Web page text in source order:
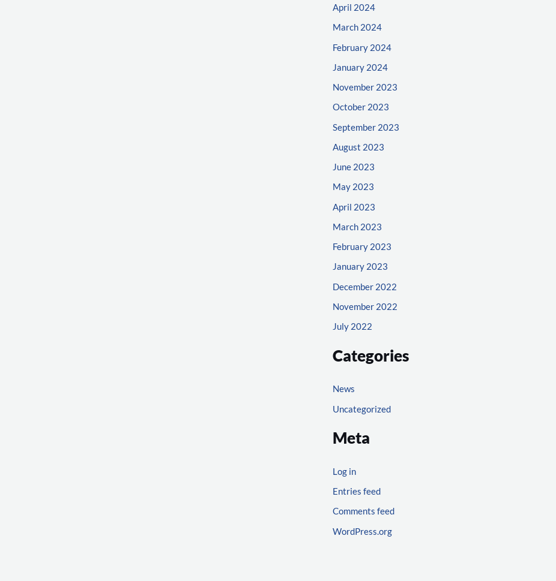
April 2024
March 2024
February 2024
January 2024
November 2023
October 2023
September 2023
August 2023
June 2023
May 2023
April 2023
March 2023
February 2023
January 2023
December 2022
November 2022
July 2022
Categories
News
Uncategorized
Meta
Log in
Entries feed
Comments feed
WordPress.org